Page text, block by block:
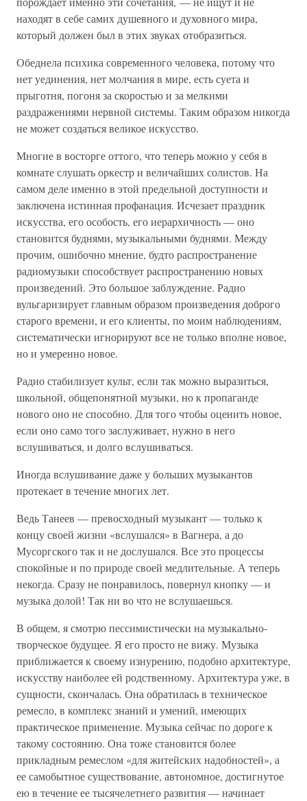
находят в себе самих душевного и духовного мира,
который должен был в этих звуках отобразиться.
Обеднела психика современного человека, потому что
нет уединения, нет молчания в мире, есть суета и
прыготня, погоня за скоростью и за мелкими
раздражениями нервной системы. Таким образом никогда
не может создаться великое искусство.
Многие в восторге оттого, что теперь можно у себя в
комнате слушать оркестр и величайших солистов. На
самом деле именно в этой предельной доступности и
заключена истинная профанация. Исчезает праздник
искусства, его особость, его иерархичность — оно
становится буднями, музыкальными буднями. Между
прочим, ошибочно мнение, будто распространение
радиомузыки способствует распространению новых
произведений. Это большое заблуждение. Радио
вульгаризирует главным образом произведения доброго
старого времени, и его клиенты, по моим наблюдениям,
систематически игнорируют все не только вполне новое,
но и умеренно новое.
Радио стабилизует культ, если так можно выразиться,
школьной, общепонятной музыки, но к пропаганде
нового оно не способно. Для того чтобы оценить новое,
если оно само того заслуживает, нужно в него
вслушиваться, и долго вслушиваться.
Иногда вслушивание даже у больших музыкантов
протекает в течение многих лет.
Ведь Танеев — превосходный музыкант — только к
концу своей жизни «вслушался» в Вагнера, а до
Мусоргского так и не дослушался. Все это процессы
спокойные и по природе своей медлительные. А теперь
некогда. Сразу не понравилось, повернул кнопку — и
музыка долой! Так ни во что не вслушаешься.
В общем, я смотрю пессимистически на музыкально-
творческое будущее. Я его просто не вижу. Музыка
приближается к своему изнурению, подобно архитектуре,
искусству наиболее ей родственному. Архитектура уже, в
сущности, скончалась. Она обратилась в техническое
ремесло, в комплекс знаний и умений, имеющих
практическое применение. Музыка сейчас по дороге к
такому состоянию. Она тоже становится более
прикладным ремеслом «для житейских надобностей», а
ее самобытное существование, автономное, достигнутое
ею в течение ее тысячелетнего развития — начинает